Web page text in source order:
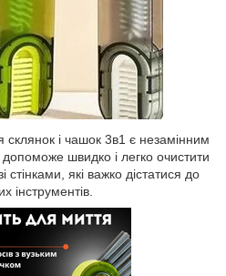
склянок і чашок 3в1 є незамінним
швидко і легко очистити
стінками, які важко дістатися до
інструментів.